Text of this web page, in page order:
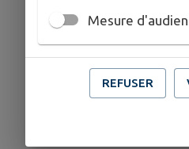
Mesure
REFUSER